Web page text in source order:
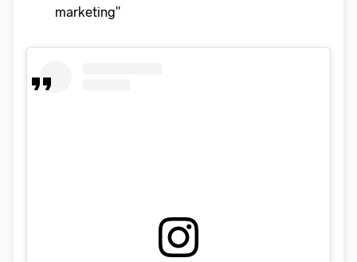
marketing"